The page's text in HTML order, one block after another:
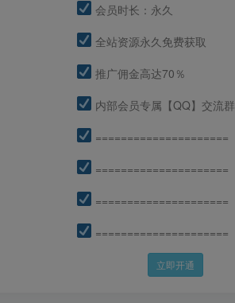
会员时长：永久
全站资源永久免费获取
推广佣金高达70％
内部会员专属【QQ】交流群
=====================
=====================
=====================
=====================
立即开通